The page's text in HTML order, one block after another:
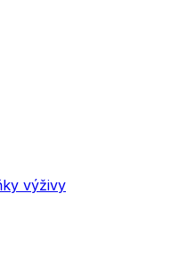
výživy